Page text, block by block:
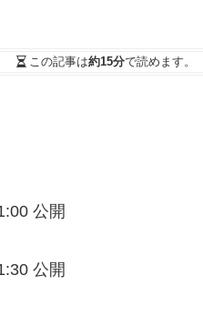
この記事は約15分で読めます。
公開
公開